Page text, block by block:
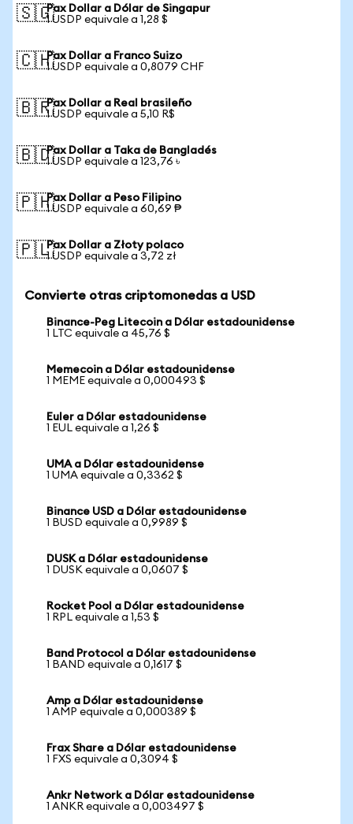
🇸🇬Pax Dollar a Dólar de Singapur
1 USDP equivale a 1,28 $
🇨🇭Pax Dollar a Franco Suizo
1 USDP equivale a 0,8079 CHF
🇧🇷Pax Dollar a Real brasileño
1 USDP equivale a 5,10 R$
🇧🇩Pax Dollar a Taka de Bangladés
1 USDP equivale a 123,76 ৳
🇵🇭Pax Dollar a Peso Filipino
1 USDP equivale a 60,69 ₱
🇵🇱Pax Dollar a Złoty polaco
1 USDP equivale a 3,72 zł
Convierte otras criptomonedas a USD
Binance-Peg Litecoin a Dólar estadounidense
1 LTC equivale a 45,76 $
Memecoin a Dólar estadounidense
1 MEME equivale a 0,000493 $
Euler a Dólar estadounidense
1 EUL equivale a 1,26 $
UMA a Dólar estadounidense
1 UMA equivale a 0,3362 $
Binance USD a Dólar estadounidense
1 BUSD equivale a 0,9989 $
DUSK a Dólar estadounidense
1 DUSK equivale a 0,0607 $
Rocket Pool a Dólar estadounidense
1 RPL equivale a 1,53 $
Band Protocol a Dólar estadounidense
1 BAND equivale a 0,1617 $
Amp a Dólar estadounidense
1 AMP equivale a 0,000389 $
Frax Share a Dólar estadounidense
1 FXS equivale a 0,3094 $
Ankr Network a Dólar estadounidense
1 ANKR equivale a 0,003497 $